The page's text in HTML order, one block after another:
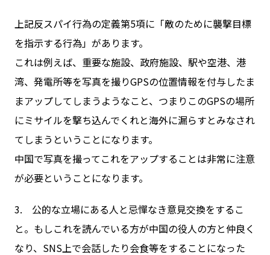
上記反スパイ行為の定義第5項に「敵のために襲撃目標
を指示する行為」があります。
これは例えば、重要な施設、政府施設、駅や空港、港
湾、発電所等を写真を撮りGPSの位置情報を付与したま
まアップしてしまうようなこと、つまりこのGPSの場所
にミサイルを撃ち込んでくれと海外に漏らすとみなされ
てしまうということになります。
中国で写真を撮ってこれをアップすることは非常に注意
が必要ということになります。
3. 公的な立場にある人と忌憚なき意見交換をするこ
と。もしこれを読んでいる方が中国の役人の方と仲良く
なり、SNS上で会話したり会食等をすることになった